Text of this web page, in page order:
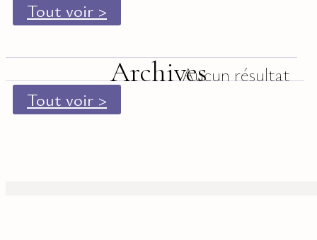
Tout voir >
ArchivesAucun résultat
Tout voir >